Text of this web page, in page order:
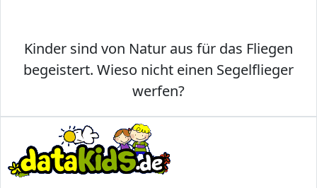
Kinder sind von Natur aus für das Fliegen
begeistert. Wieso nicht einen Segelflieger
werfen?